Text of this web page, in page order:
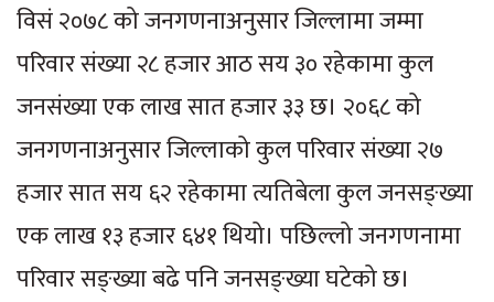
विसं २०७८ को जनगणनाअनुसार जिल्लामा जम्मा
परिवार संख्या २८ हजार आठ सय ३० रहेकामा कुल
जनसंख्या एक लाख सात हजार ३३ छ। २०६८ को
जनगणनाअनुसार जिल्लाको कुल परिवार संख्या २७
हजार सात सय ६२ रहेकामा त्यतिबेला कुल जनसङ्ख्या
एक लाख १३ हजार ६४१ थियो। पछिल्लो जनगणनामा
परिवार सङ्ख्या बढे पनि जनसङ्ख्या घटेको छ।